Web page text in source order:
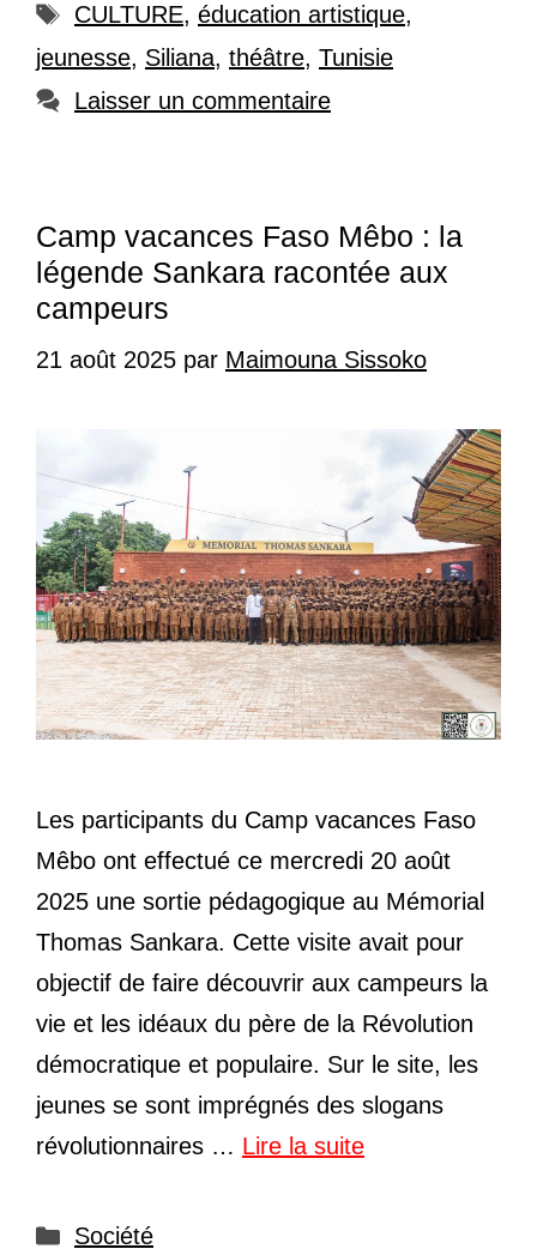
Étiquettes
CULTURE, éducation artistique,
jeunesse, Siliana, théâtre, Tunisie
Laisser un commentaire
Camp vacances Faso Mêbo : la
légende Sankara racontée aux
campeurs
21 août 2025 par Maimouna Sissoko
Les participants du Camp vacances Faso
Mêbo ont effectué ce mercredi 20 août
2025 une sortie pédagogique au Mémorial
Thomas Sankara. Cette visite avait pour
objectif de faire découvrir aux campeurs la
vie et les idéaux du père de la Révolution
démocratique et populaire. Sur le site, les
jeunes se sont imprégnés des slogans
révolutionnaires … Lire la suite
Catégories
Société